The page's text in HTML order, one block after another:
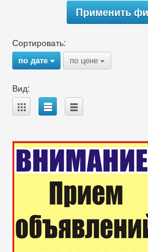
Сортировать:
по дате{ по цене {
Вид:
A B C